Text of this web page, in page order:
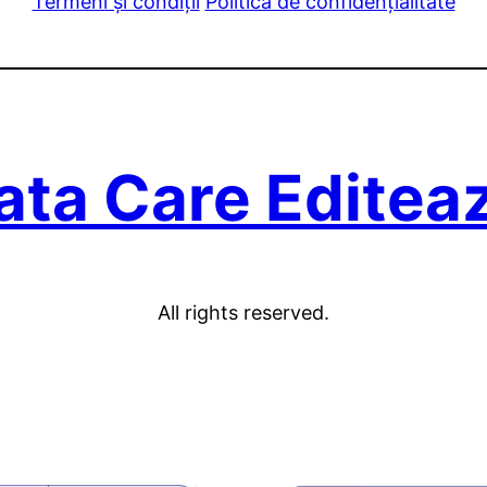
Care
All rights reserved.